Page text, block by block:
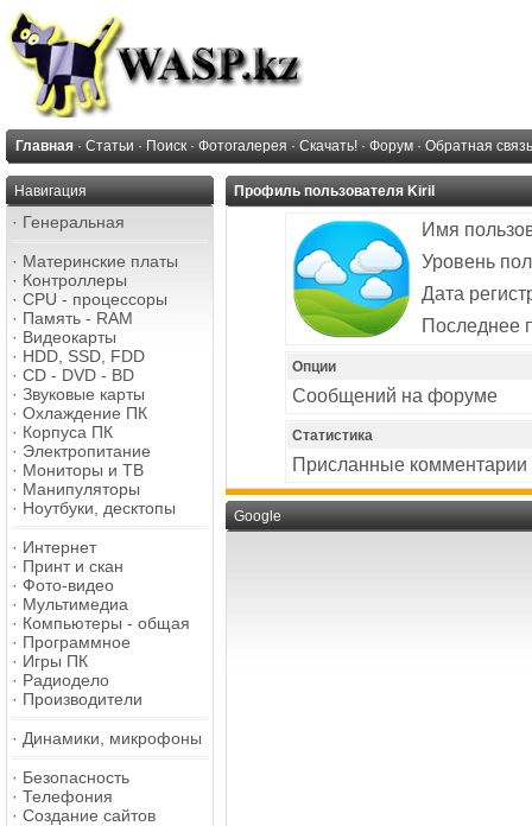
Главная · Статьи · Поиск · Фотогалерея · Скачать! · Форум · Обратная связь
Навигация
· Генеральная
· Материнские платы
· Контроллеры
· CPU - процессоры
· Память - RAM
· Видеокарты
· HDD, SSD, FDD
· CD - DVD - BD
· Звуковые карты
· Охлаждение ПК
· Корпуса ПК
· Электропитание
· Мониторы и ТВ
· Манипуляторы
· Ноутбуки, десктопы
· Интернет
· Принт и скан
· Фото-видео
· Мультимедиа
· Компьютеры - общая
· Программное
· Игры ПК
· Радиодело
· Производители
· Динамики, микрофоны
· Безопасность
· Телефония
· Создание сайтов
Профиль пользователя Kiril
Имя
Уровень
Дата
Последнее
Опции
Сообщений на форуме
Статистика
Присланные комментарии
Google